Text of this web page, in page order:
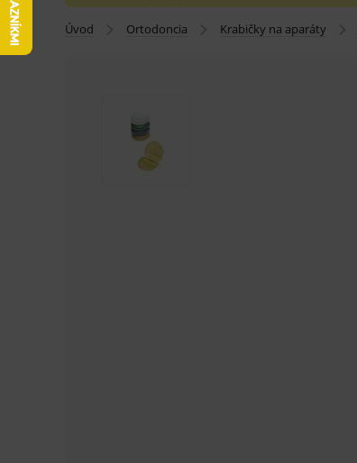
Úvod Ortodoncia Krabičky na aparáty